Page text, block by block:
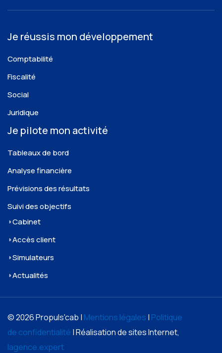
Je réussis mon développement
Comptabilité
Fiscalité
Social
Juridique
Je pilote mon activité
Tableaux de bord
Analyse financière
Prévisions des résultats
Suivi des objectifs
Cabinet
Accès client
Simulateurs
Actualités
© 2026 Propuls'cab | Mentions légales | Politique
de confidentialité | Réalisation de sites Internet,
lagence.expert